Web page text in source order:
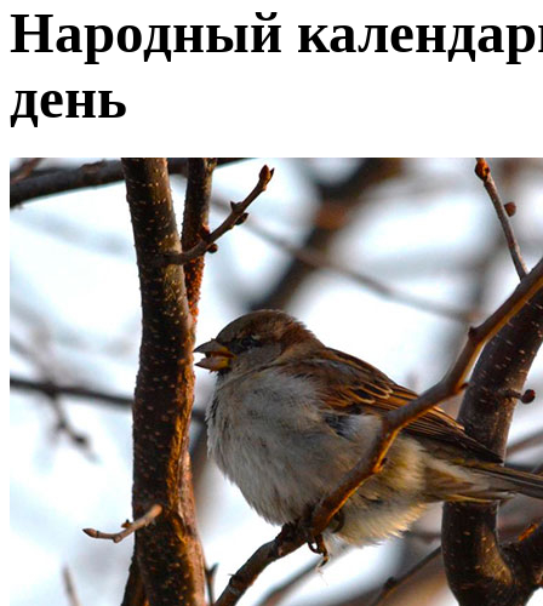
Народный
день